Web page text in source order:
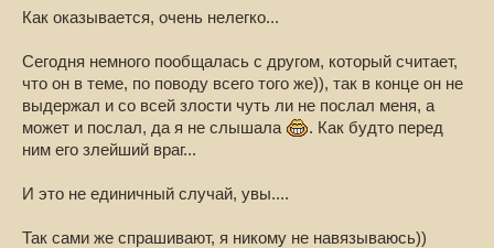
Как оказывается, очень нелегко...
Сегодня немного пообщалась с другом, который считает,
что он в теме, по поводу всего того же)), так в конце он не
выдержал и со всей злости чуть ли не послал меня, а
может и послал, да я не слышала
. Как будто перед
ним его злейший враг...
И это не единичный случай, увы....
Так сами же спрашивают, я никому не навязываюсь))